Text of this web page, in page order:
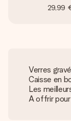
29,99
Verres
Caisse en
Les
A offrir